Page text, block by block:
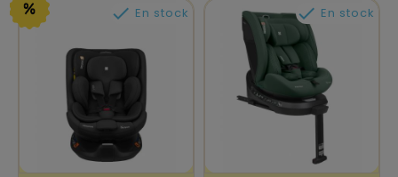
base
 En stock  En stock